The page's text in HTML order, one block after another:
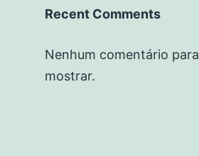
Recent Comments
Nenhum comentário para
mostrar.